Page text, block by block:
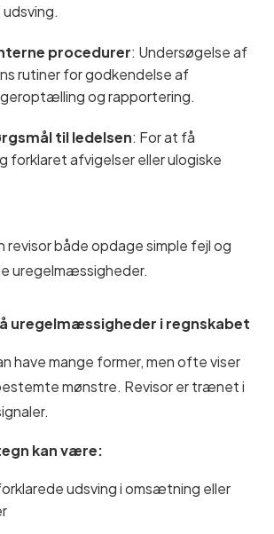
procedurer: Undersøgelse af
rutiner for godkendelse af
og rapportering.
til ledelsen: For at få
afvigelser eller ulogiske
revisor både opdage simple fejl og
uregelmæssigheder.
uregelmæssigheder i regnskabet
have mange former, men ofte viser
mønstre. Revisor er trænet i
kan være:
udsving i omsætning eller